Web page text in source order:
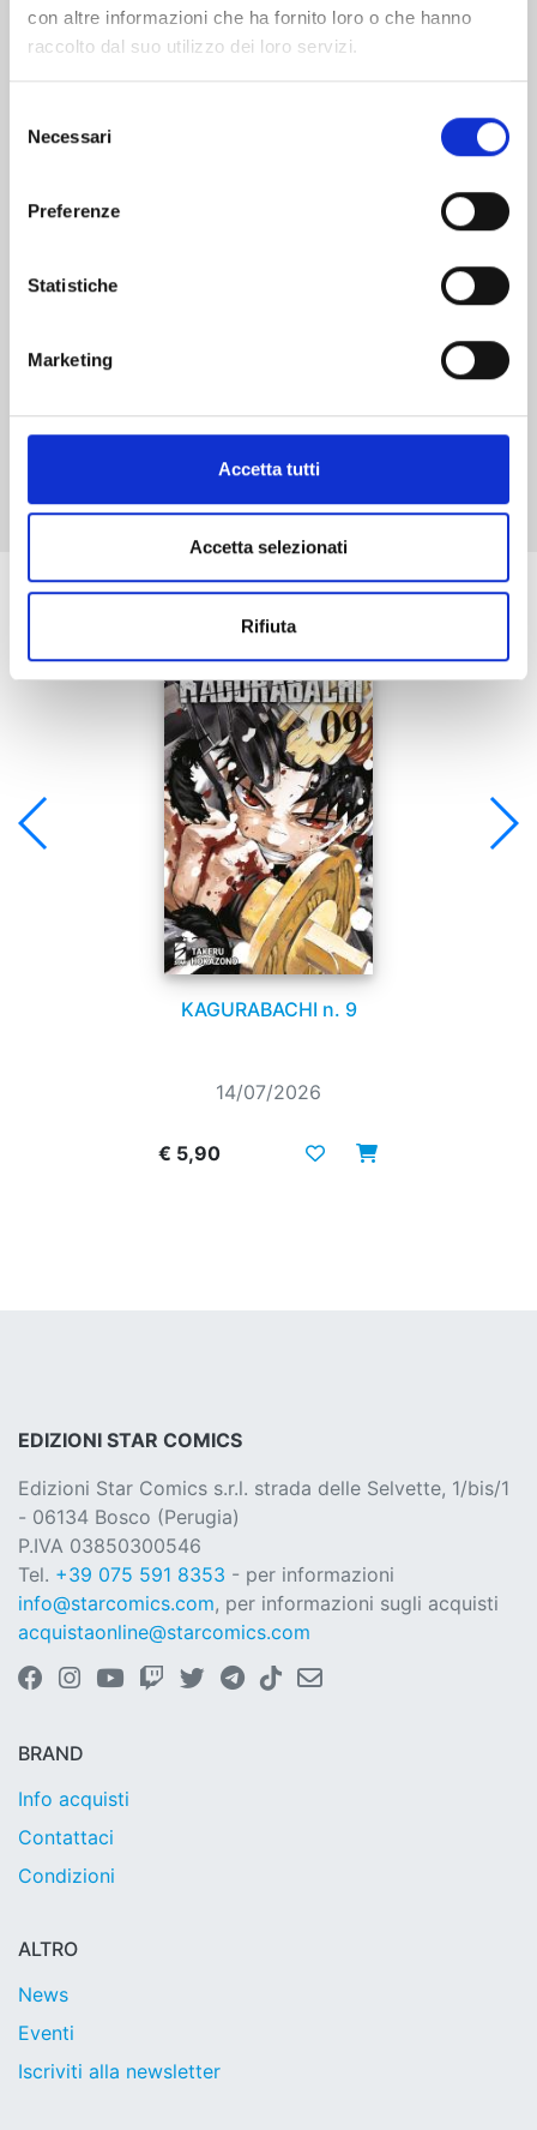
con altre informazioni che ha fornito loro o che hanno
raccolto dal suo utilizzo dei loro servizi.
delNecessari
Preferenze
Statistiche
Marketing
Accetta tutti
Accetta selezionati
Rifiuta
Se ti è piaciuto prova anche:
KAGURABACHI n. 9
14/07/2026
€ 5,90
EDIZIONI STAR COMICS
Edizioni Star Comics s.r.l. strada delle Selvette, 1/bis/1
- 06134 Bosco (Perugia)
P.IVA 03850300546
Tel. +39 075 591 8353 - per informazioni
info@starcomics.com, per informazioni sugli acquisti
acquistaonline@starcomics.com
BRAND
Info acquisti
Contattaci
Condizioni
ALTRO
News
Eventi
Iscriviti alla newsletter